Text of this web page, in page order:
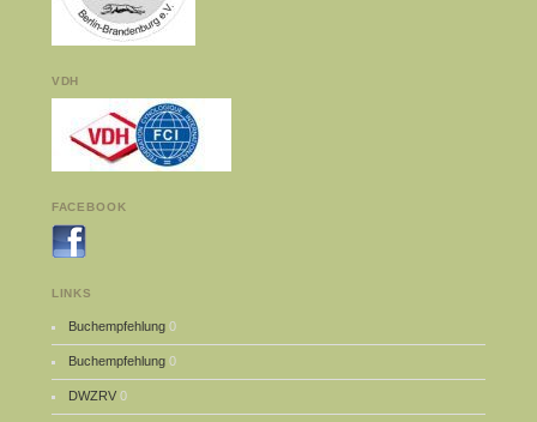
VDH
FACEBOOK
LINKS
Buchempfehlung 0
Buchempfehlung 0
DWZRV 0